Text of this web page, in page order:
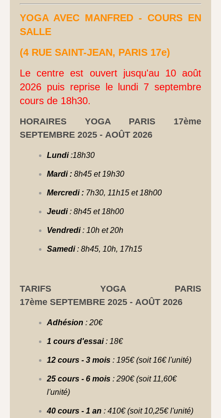
YOGA AVEC MANFRED - COURS EN
SALLE
(4 RUE SAINT-JEAN, PARIS 17e)
Le centre est ouvert jusqu'au 10 août
2026 puis reprise le lundi 7 septembre
cours de 18h30.
HORAIRES YOGA PARIS 17ème
SEPTEMBRE 2025 - AOÛT 2026
Lundi:18h30
Mardi : 8h45 et 19h30
Mercredi : 7h30, 11h15 et 18h00
Jeudi: 8h45 et 18h00
Vendredi: 10h et 20h
Samedi: 8h45, 10h, 17h15
TARIFS YOGA PARIS
17ème SEPTEMBRE 2025 - AOÛT 2026
Adhésion : 20€
1 cours d'essai: 18€
12 cours - 3 mois : 195€ (soit 16€ l'unité)
25 cours - 6 mois : 290€ (soit 11,60€
l'unité)
40 cours - 1 an : 410€ (soit 10,25€ l'unité)